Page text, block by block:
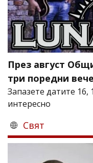
През август
три поредни
Запазете датите 16,
интересно
Свят